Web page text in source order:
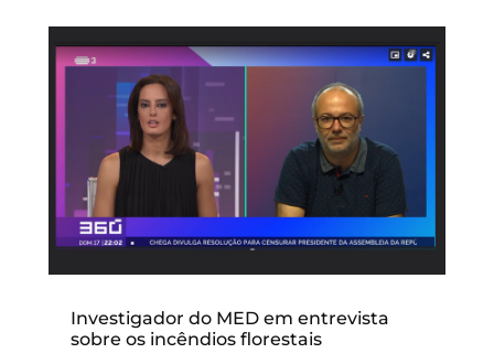
Investigador do MED em entrevista
sobre os incêndios florestais